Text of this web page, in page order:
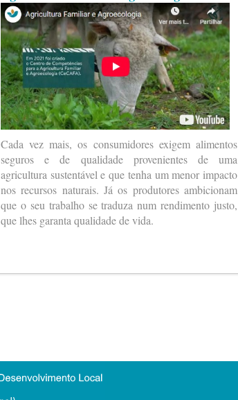
Cada vez mais, os consumidores exigem alimentos
seguros e de qualidade provenientes de uma
agricultura sustentável e que tenha um menor impacto
nos recursos naturais. Já os produtores ambicionam
que o seu trabalho se traduza num rendimento justo,
que lhes garanta qualidade de vida.